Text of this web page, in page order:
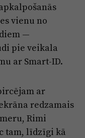
paziņojumi
vienu no
—
pie veikala
ar Smart-ID.
ar
redzamais
Rimi
tam, līdzīgi kā